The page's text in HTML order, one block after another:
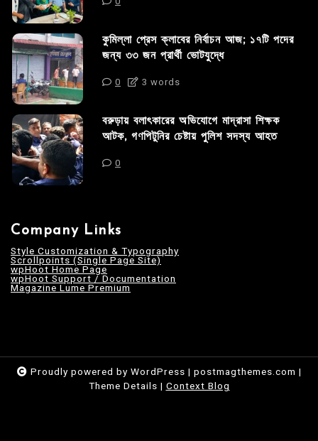
কুমিল্লা প্রেস ক্লাবের নির্বাচন আজ; ১৭টি পদের
জন্য ৩৩ জন প্রার্থী ভোটযুদ্ধে
0 3 words
বরুড়ায় বলাৎকারের অভিযোগে মাদ্রাসা শিক্ষক
আটক, গণপিটুনির চেষ্টায় পুলিশ সদস্য আহত
0
Company Links
Style Customization & Typography
Scrollpoints (Single Page Site)
wpHoot Home Page
wpHoot Support / Documentation
Magazine Lume Premium
Proudly powered by WordPress | postmagthemes.com |
Theme Details | Context Blog